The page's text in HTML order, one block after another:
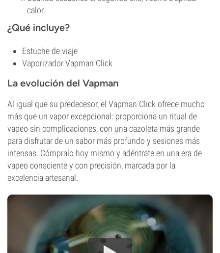
calor.
¿Qué incluye?
Estuche de viaje
Vaporizador Vapman Click
La evolución del Vapman
Al igual que su predecesor, el Vapman Click ofrece mucho
más que un vapor excepcional: proporciona un ritual de
vapeo sin complicaciones, con una cazoleta más grande
para disfrutar de un sabor más profundo y sesiones más
intensas. Cómpralo hoy mismo y adéntrate en una era de
vapeo consciente y con precisión, marcada por la
excelencia artesanal.